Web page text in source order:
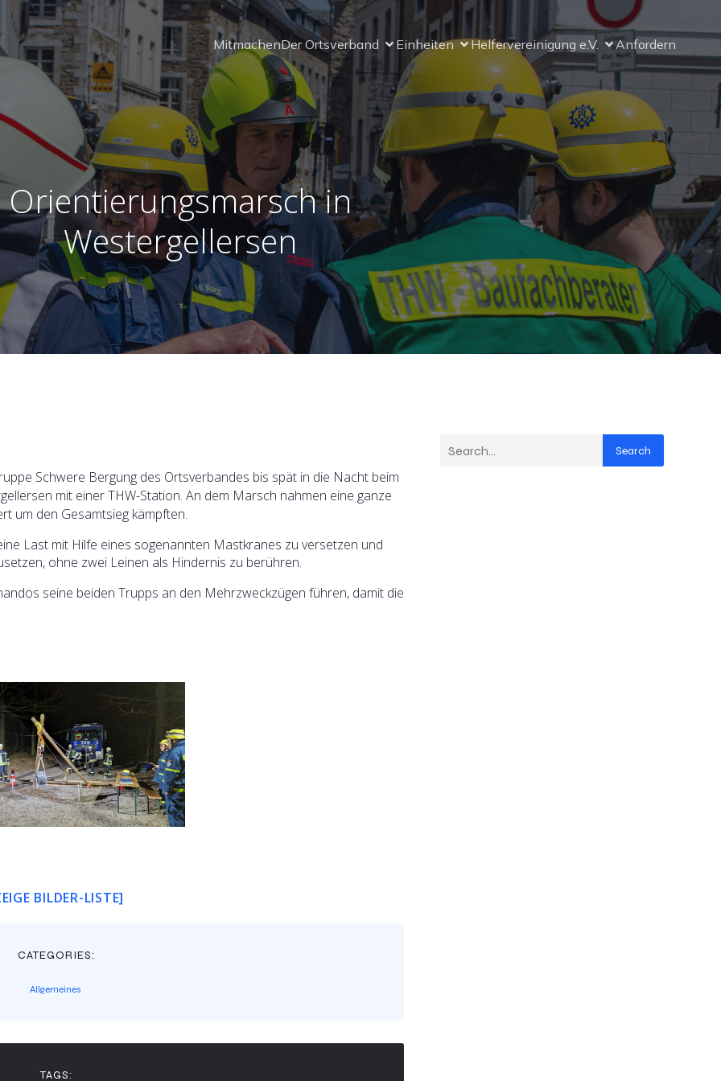
MitmachenDer Ortsverband Einheiten Helfervereinigung e.V. Anfordern
Orientierungsmarsch in
Westergellersen
Schwere Bergung des Ortsverbandes bis spät in die Nacht beim
mit einer THW-Station. An dem Marsch nahmen eine ganze
um den Gesamtsieg kämpften.
Last mit Hilfe eines sogenannten Mastkranes zu versetzen und
ohne zwei Leinen als Hindernis zu berühren.
seine beiden Trupps an den Mehrzweckzügen führen, damit die
BILDER-LISTE]
CATEGORIES:
Allgemeines
TAGS:
Search